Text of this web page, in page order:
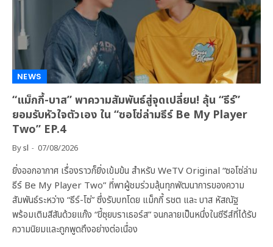
NEWS
“แม็กกี้-บาส” พาความสัมพันธ์สู่จุดเปลี่ยน! ลุ้น “ธีร์”
ยอมรับหัวใจตัวเอง ใน “ซอโซ่ล่ามธีร์ Be My Player
Two” EP.4
Bysl 07/08/2026
ยิ่งออกอากาศ เรื่องราวก็ยิ่งเข้มข้น สำหรับ WeTV Original “ซอโซ่ล่าม
ธีร์ Be My Player Two” ที่พาผู้ชมร่วมลุ้นทุกพัฒนาการของความ
สัมพันธ์ระหว่าง “ธีร์-โซ่” ซึ่งรับบทโดย แม็กกี้ รชต และ บาส หัสณัฐ
พร้อมเติมสีสันด้วยแก๊ง “ขี้ซุยบราเธอร์ส” จนกลายเป็นหนึ่งในซีรีส์ที่ได้รับ
ความนิยมและถูกพูดถึงอย่างต่อเนื่อง